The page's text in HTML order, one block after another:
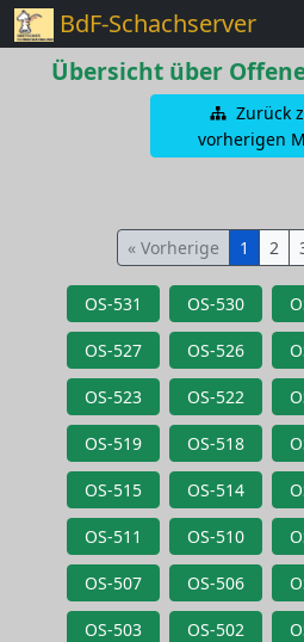
BdF-Schachserver
Übersicht über
Zurück
vorherigen
« Vorherige 1 2
OS-531 OS-530
OS-527 OS-526
OS-523 OS-522
OS-519 OS-518
OS-515 OS-514
OS-511 OS-510
OS-507 OS-506
OS-503 OS-502